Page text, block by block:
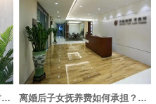
“94”方案购房，同住人应及时主张产权份额，否则失去胜诉权 离婚后子女抚养费如何承担？怎么变更？